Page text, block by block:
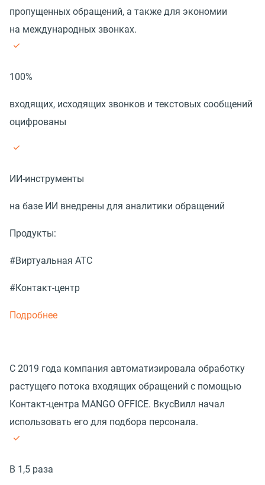
пропущенных обращений, а также для экономии
на международных звонках.
100%
входящих, исходящих звонков и текстовых сообщений
оцифрованы
ИИ-инструменты
на базе ИИ внедрены для аналитики обращений
Продукты:
#Виртуальная АТС
#Контакт-центр
Подробнее
С 2019 года компания автоматизировала обработку
растущего потока входящих обращений с помощью
Контакт-центра MANGO OFFICE. ВкусВилл начал
использовать его для подбора персонала.
В 1,5 раза